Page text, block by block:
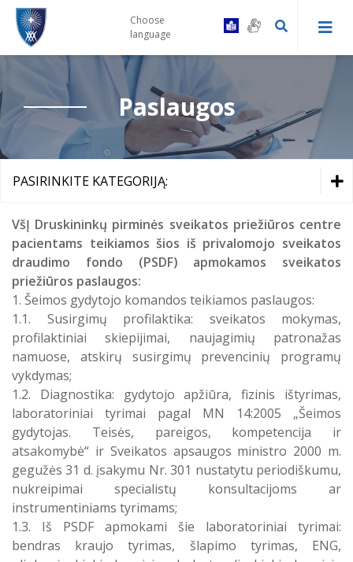
Kaip tapti Centro pacientu
Gydytojų konsultacinės komisijos
tvarka
Bendrosios praktikos slaugytojų
kontaktai
Informacija specialiuosius ar
sudėtingus poreikius turintiems
pacientams
darbo laikas ir funkcijos Druskininkų
PSPC
Druskininkų PSPC registratūra ir
gydytojų kabinetai
Viečiūnų ambulatorija
Kalviškių kabinetas
Laukimo eilėje laikas
darbuotojai
Prevencinės programos
Skiepai
Bendradarbiavimas su VSB
Choose
language
Paslaugos
PASIRINKITE KATEGORIJĄ:
Mokamos paslaugos ir kainos
Atvejai, kai draustiems PSD gydymas gali būti mokamas
Elektroniniai valdžios vartai
VšĮ Druskininkų pirminės sveikatos priežiūros centre
pacientams teikiamos šios iš privalomojo sveikatos
draudimo fondo (PSDF) apmokamos sveikatos
priežiūros paslaugos:
1. Šeimos gydytojo komandos teikiamos paslaugos:
1.1. Susirgimų profilaktika: sveikatos mokymas,
profilaktiniai skiepijimai, naujagimių patronažas
namuose, atskirų susirgimų prevencinių programų
vykdymas;
1.2. Diagnostika: gydytojo apžiūra, fizinis ištyrimas,
laboratoriniai tyrimai pagal MN 14:2005 „Šeimos
gydytojas. Teisės, pareigos, kompetencija ir
atsakomybė“ ir Sveikatos apsaugos ministro 2000 m.
gegužės 31 d. įsakymu Nr. 301 nustatytu periodiškumu,
nukreipimai specialistų konsultacijoms ar
instrumentiniams tyrimams;
1.3. Iš PSDF apmokami šie laboratoriniai tyrimai:
bendras kraujo tyrimas, šlapimo tyrimas, ENG,